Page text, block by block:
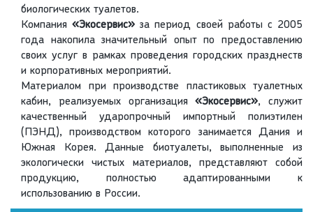
биологических туалетов.
Компания«Экосервис» за период своей работы с 2005
года накопила значительный опыт по предоставлению
своих услуг в рамках проведения городских празднеств
и корпоративных мероприятий.
Материалом при производстве пластиковых туалетных
кабин, реализуемых организация«Экосервис», служит
качественный ударопрочный импортный полиэтилен
(ПЭНД), производством которого занимается Дания и
Южная Корея. Данные биотуалеты, выполненные из
экологически чистых материалов, представляют собой
продукцию, полностью адаптированными к
использованию в России.